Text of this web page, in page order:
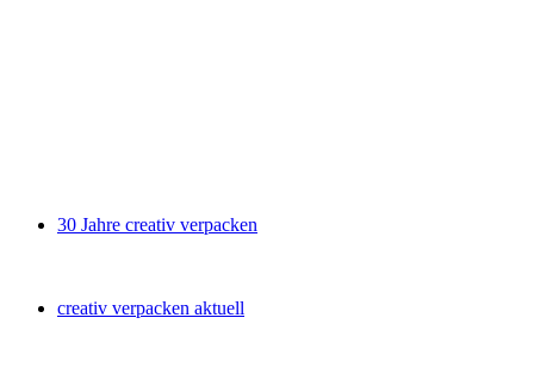
30 Jahre creativ verpacken
creativ verpacken aktuell